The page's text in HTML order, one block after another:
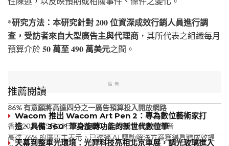
*研究方法：本研究針對 200 位資深成效行銷人員進行調
查，受訪者來自大型廣告主與代理商 ，其所代表之組織每月
預算介於50 萬至 490 萬美元之間。
廣告
86% 有意願將高達四分之一廣告預算投入開放網路
香港2026年5月13日/美通社/ — 全球成效廣告領導者
高達 76% 的廣告主表示，已透過 AI 驅動解決方案獲得具體成效提
推薦閱讀
Wacom 推出 Wacom Art Pen 2：專為數位藝術家打
造、具備 360° 筆身旋轉功能的新世代數位筆
天幕到整車光環境：光羿科技亮相北京車展，調光玻璃進入